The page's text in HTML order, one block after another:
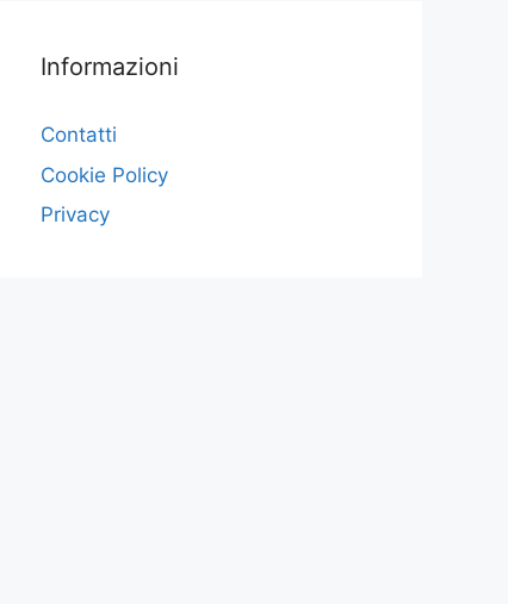
Informazioni
Contatti
Cookie Policy
Privacy